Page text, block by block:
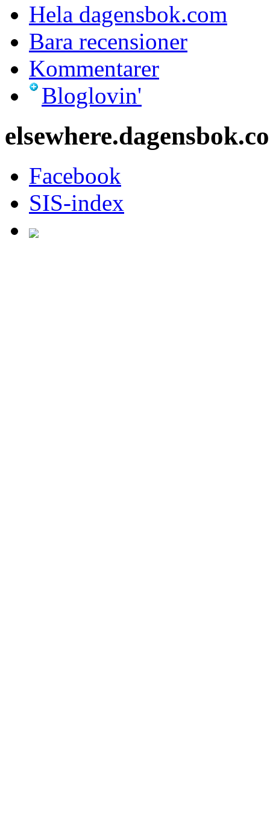
Hela dagensbok.com
Bara recensioner
Kommentarer
Bloglovin'
Facebook
SIS-index